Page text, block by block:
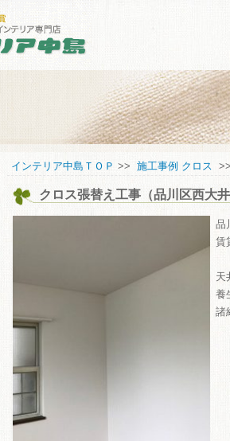
アクセスマップ
安心してご購入していただくために
HOME
インテリア中島ＴＯＰ >> 施工事例 クロス
クロス張替え工事（品川区西大井
品
賃
養
諸